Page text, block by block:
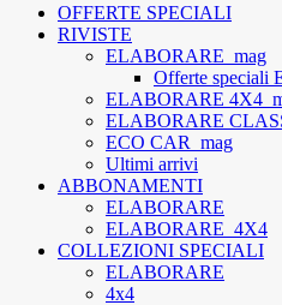
OFFERTE SPECIALI
RIVISTE
ELABORARE_mag
Offerte speciali
ELABORARE
ELABORARE
ECO CAR_mag
Ultimi arrivi
ABBONAMENTI
ELABORARE
ELABORARE_4X4
COLLEZIONI SPECIALI
ELABORARE
4x4